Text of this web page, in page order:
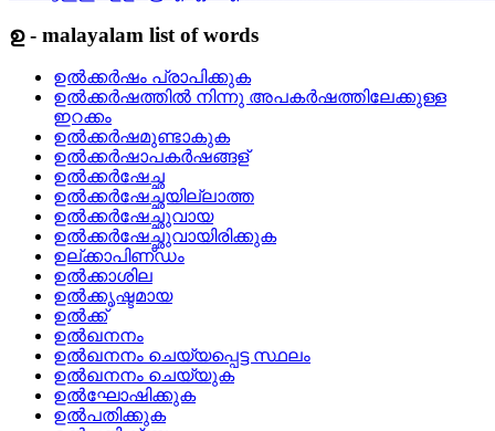
ഉ- malayalam list of words
ഉല്‍ക്കര്‍ഷം പ്രാപിക്കുക
ഉല്‍ക്കര്‍ഷത്തില്‍ നിന്നു അപകര്‍ഷത്തിലേക്കുള്ള
ഇറക്കം
ഉല്‍ക്കര്‍ഷമുണ്ടാകുക
ഉല്‍ക്കര്‍ഷാപകര്‍ഷങ്ങള്
ഉല്‍ക്കര്‍ഷേച്ഛ
ഉല്‍ക്കര്‍ഷേച്ഛയില്ലാത്ത
ഉല്‍ക്കര്‍ഷേച്ഛുവായ
ഉല്‍ക്കര്‍ഷേച്ഛുവായിരിക്കുക
ഉല്‌ക്കാപിണ്‌ഡം
ഉല്‍ക്കാശില
ഉല്‍ക്കൃഷ്ടമായ
ഉല്‍ക്ക്
ഉല്‍ഖനനം
ഉല്‍ഖനനം ചെയ്യപ്പെട്ട സ്ഥലം
ഉല്‍ഖനനം ചെയ്യുക
ഉല്‍ഘോഷിക്കുക
ഉല്‍പതിക്കുക